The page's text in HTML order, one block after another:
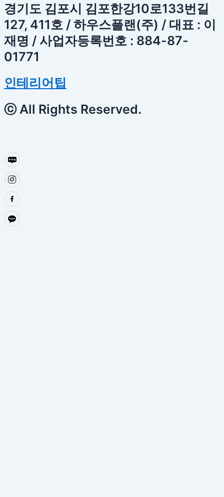
경기도 김포시 김포한강10로133번길
127, 411호 / 하우스플랜(주) / 대표 : 이
재명 / 사업자등록번호 : 884-87-
01771
인테리어팁
ⓒ All Rights Reserved.